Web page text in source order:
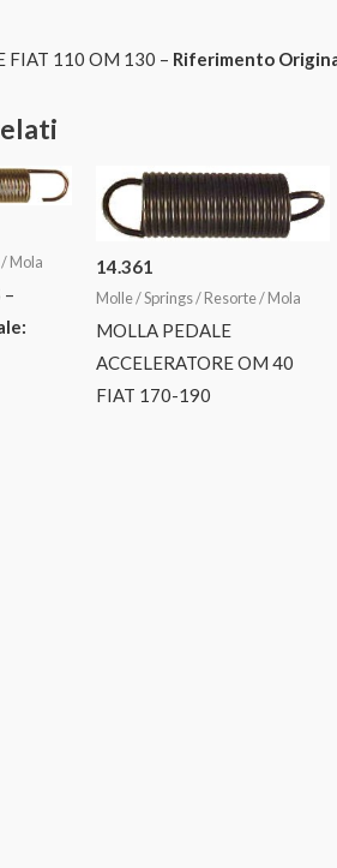
FIAT 110 OM 130 – Riferimento
Mola
–
14.361
Molle / Springs / Resorte / Mola
MOLLA PEDALE
ACCELERATORE OM 40
FIAT 170-190